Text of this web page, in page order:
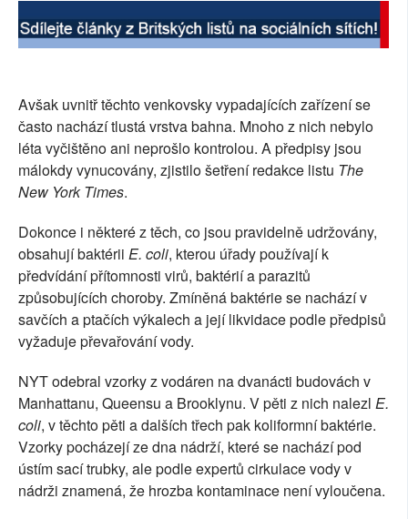
Avšak uvnitř těchto venkovsky vypadajících zařízení se
často nachází tlustá vrstva bahna. Mnoho z nich nebylo
léta vyčištěno ani neprošlo kontrolou. A předpisy jsou
málokdy vynucovány, zjistilo šetření redakce listu The
New York Times.
Dokonce i některé z těch, co jsou pravidelně udržovány,
obsahují baktérii E. coli, kterou úřady používají k
předvídání přítomnosti virů, baktérií a parazitů
způsobujících choroby. Zmíněná baktérie se nachází v
savčích a ptačích výkalech a její likvidace podle předpisů
vyžaduje převařování vody.
NYT odebral vzorky z vodáren na dvanácti budovách v
Manhattanu, Queensu a Brooklynu. V pěti z nich nalezl E.
coli, v těchto pěti a dalších třech pak koliformní baktérie.
Vzorky pocházejí ze dna nádrží, které se nachází pod
ústím sací trubky, ale podle expertů cirkulace vody v
nádrži znamená, že hrozba kontaminace není vyloučena.